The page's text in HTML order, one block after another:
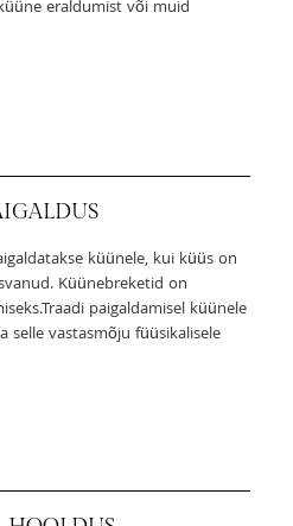
eraldumist või muid
küünele, kui küüs on
Küünebreketid on
paigaldamisel küünele
selle vastasmõju füüsikalisele